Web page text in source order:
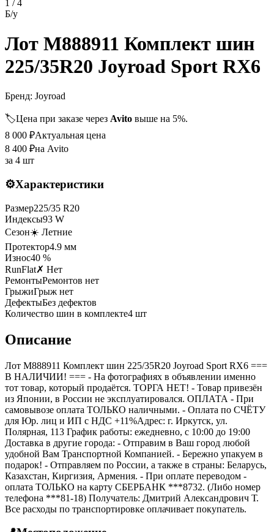
1 /4
Б/у
Лот M888911 Комплект шин
225/35R20 Joyroad Sport RX6
Бренд: Joyroad
🏷️Цена при заказе через Avito выше на 5%.
8 000 ₽Актуальная цена
8 400 ₽на Avito
за 4 шт
⚙️Характеристики
Размер225/35 R20
Индексы93 W
Сезон☀️ Летние
Протектор4.9 мм
Износ40 %
RunFlat✗ Нет
РемонтыРемонтов нет
ГрыжиГрыж нет
ДефектыБез дефектов
Количество шин в комплекте4 шт
Описание
Лот M888911 Комплект шин 225/35R20 Joyroad Sport RX6 ===
B НАЛИЧИИ! === - На фотографиях в объявлении именно
тот товар, который продаётся. ТОРГА НЕТ! - Товар привезён
из Японии, в России не эксплуатировался. ОПЛАТА - При
самовывозе оплата ТОЛЬКО наличными. - Оплата по СЧЁТУ
для Юр. лиц и ИП с НДС +11%Адрес: г. Иркутск, ул.
Полярная, 113 График работы: ежедневно, с 10:00 до 19:00
Доставка в другие города: - Отправим в Ваш город любой
удобной Вам Транспортной Компанией. - Бережно упакуем в
подарок! - Отправляем по России, а также в страны: Беларусь,
Казахстан, Киргизия, Армения. - При оплате переводом -
оплата ТОЛЬКО на карту СБЕРБАНК ***8732. (Либо номер
телефона ***81-18) Получатель: Дмитрий Александрович Т.
Все расходы по транспортировке оплачивает покупатель.